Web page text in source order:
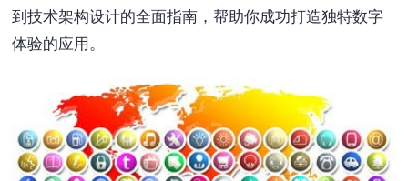
到技术架构设计的全面指南，帮助你成功打造独特数字
体验的应用。